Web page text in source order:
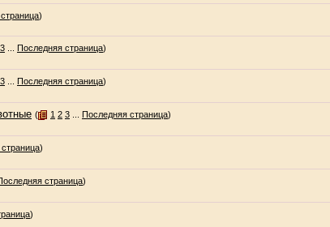
)
3... Последняя страница)
3... Последняя страница)
( 1 2 3... Последняя страница)
)
страница)
)